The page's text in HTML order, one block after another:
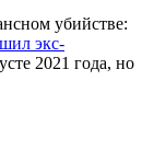
убийстве:
экс-
2021 года, но